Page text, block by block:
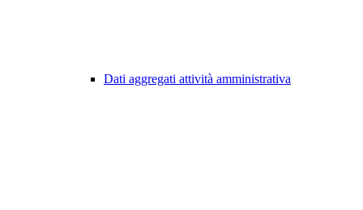
Dati aggregati attività amministrativa